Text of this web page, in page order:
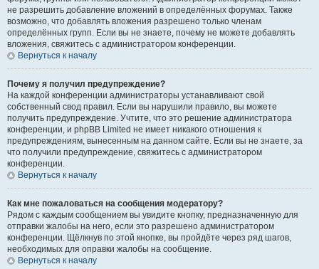
не разрешить добавление вложений в определённых форумах. Также
возможно, что добавлять вложения разрешено только членам
определённых групп. Если вы не знаете, почему не можете добавлять
вложения, свяжитесь с администратором конференции.
Вернуться к началу
Почему я получил предупреждение?
На каждой конференции администраторы устанавливают свой
собственный свод правил. Если вы нарушили правило, вы можете
получить предупреждение. Учтите, что это решение администратора
конференции, и phpBB Limited не имеет никакого отношения к
предупреждениям, вынесенным на данном сайте. Если вы не знаете, за
что получили предупреждение, свяжитесь с администратором
конференции.
Вернуться к началу
Как мне пожаловаться на сообщения модератору?
Рядом с каждым сообщением вы увидите кнопку, предназначенную для
отправки жалобы на него, если это разрешено администратором
конференции. Щёлкнув по этой кнопке, вы пройдёте через ряд шагов,
необходимых для оправки жалобы на сообщение.
Вернуться к началу